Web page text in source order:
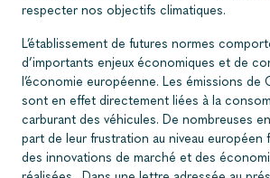
respecter nos objectifs climatiques.
L’établissement de futures normes
d’importants enjeux économiques et de
l’économie européenne. Les émissions de
sont en effet directement liées à la
carburant des véhicules. De nombreuses
part de leur frustration au niveau européen
des innovations de marché et des